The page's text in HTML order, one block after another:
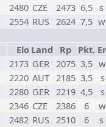
2480 CZE 2473 6,5
2554 RUS 2624 7,5
Elo Land Rp Pkt.
2173 GER 2075 3,5
2220 AUT 2185 3,5
2280 GER 2219 4,5
2346 CZE 2386 6
2482 RUS 2510 6